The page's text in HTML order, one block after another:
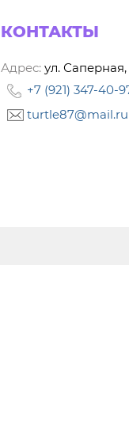
КОНТАКТЫ
Адрес: ул.
+7 (921) 347-40-
turtle87@mail.ru